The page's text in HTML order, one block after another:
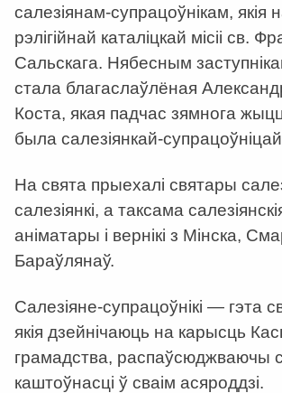
салезіянам-супрацоўнікам, якія
рэлігійнай каталіцкай місіі св.
Сальскага. Нябесным
стала благаслаўлёная
Коста, якая падчас зямнога
была салезіянкай-
На свята прыехалі святары
салезіянкі, а таксама
аніматары і вернікі з Мінска,
Бараўлянаў.
Салезіяне-супрацоўнікі — гэта
якія дзейнічаюць на карысць
грамадства, распаўсюджваючы
каштоўнасці ў сваім асяроддзі.